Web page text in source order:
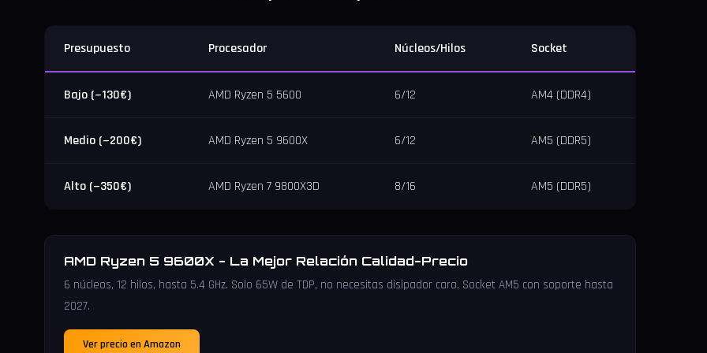
Presupuesto Procesador Núcleos/Hilos Socket
Bajo (~130€) AMD Ryzen 5 5600 6/12 AM4 (DDR4)
Medio (~200€) AMD Ryzen 5 9600X 6/12 AM5 (DDR5)
Alto (~350€) AMD Ryzen 7 9800X3D 8/16 AM5 (DDR5)
AMD Ryzen 5 9600X - La Mejor Relación Calidad-Precio
6 núcleos, 12 hilos, hasta 5.4 GHz. Solo 65W de TDP, no necesitas disipador caro. Socket AM5 con soporte hasta
2027.
Ver precio en Amazon